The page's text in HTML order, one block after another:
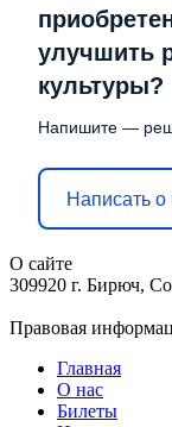
улучшить
культуры?
Напишите —
Написать
О сайте
309920 г. Бирюч,
Правовая
Главная
О нас
Билеты